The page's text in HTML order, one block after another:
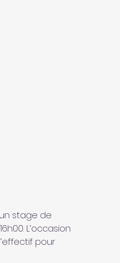
stage de
L’occasion
pour